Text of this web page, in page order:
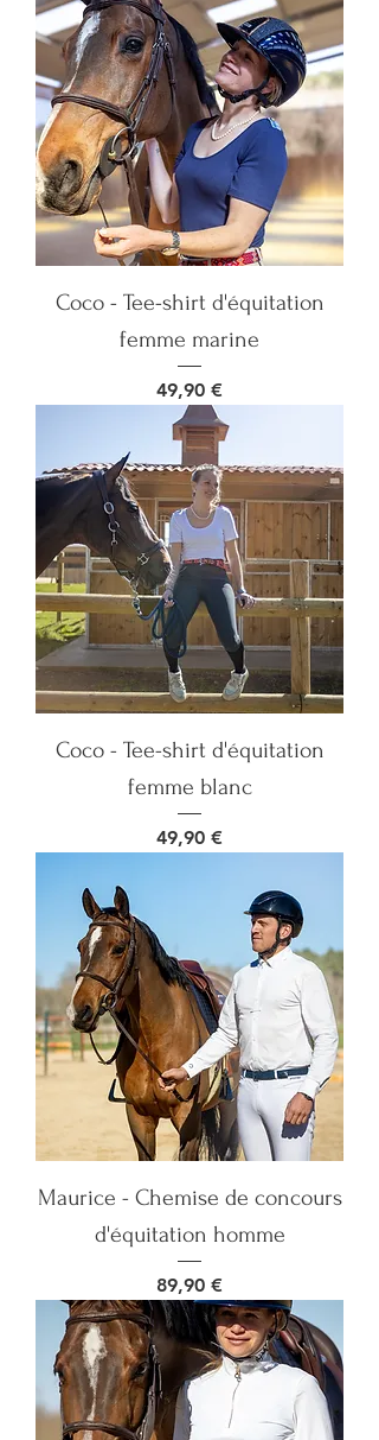
Coco - Tee-shirt d'équitation
femme marine
Prix
49,90 €
Coco - Tee-shirt d'équitation
femme blanc
Prix
49,90 €
Maurice - Chemise de concours
d'équitation homme
Prix
89,90 €